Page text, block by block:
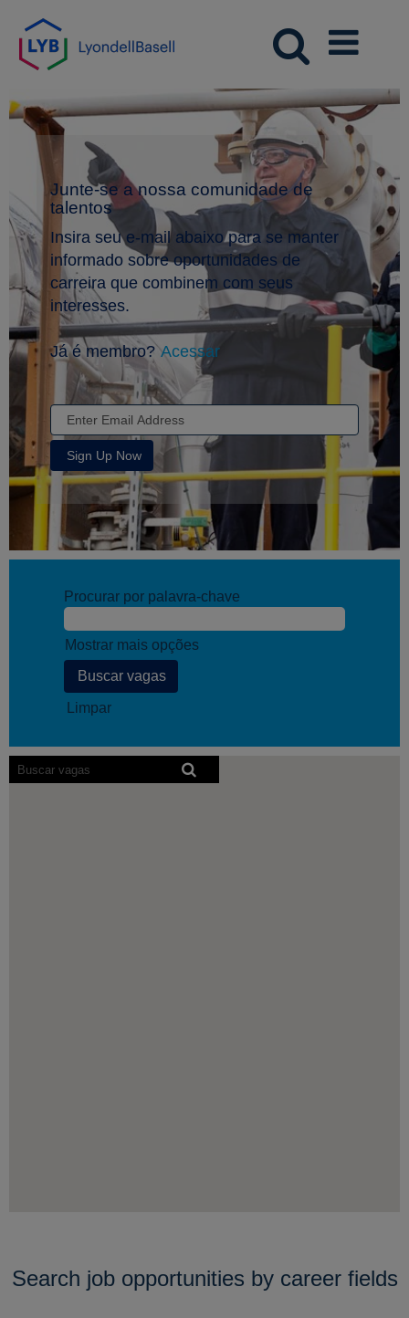
Junte-se a nossa comunidade de
talentos
Insira seu e-mail abaixo para se manter
informado sobre oportunidades de
carreira que combinem com seus
interesses.
Já é membro?Acessar
Procurar por palavra-chave
Mostrar mais opções
Limpar
Os
leitores
Search job opportunities by career fields